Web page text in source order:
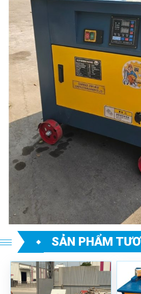
SẢN PHẨM
Mã sản phẩm: MBDTD-
CX
Mã